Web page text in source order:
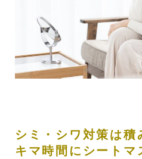
シミ・シワ対策は積
キマ時間にシートマ